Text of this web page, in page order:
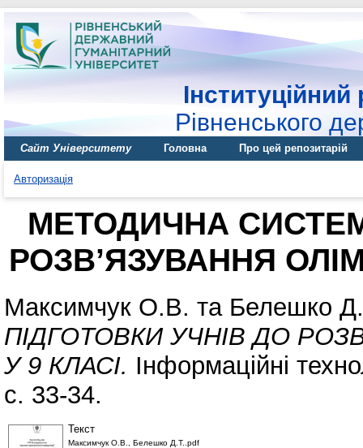
Інституційний
Рівненського
Сайт Університету Головна Про цей репозитарій
Авторизація
МЕТОДИЧНА
РОЗВ’ЯЗУВАННЯ
Максимчук О.В. та Белешко
ПІДГОТОВКИ УЧНІВ ДО
У 9 КЛАСІ. Інформаційні
с. 33-34.
Текст
Максимчук О.В., Белешко Д.Т..pdf